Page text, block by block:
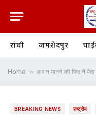
रांची जमशेदपुर
Home » हार न मानने की जिद ने
BREAKING NEWS राष्ट्रीय